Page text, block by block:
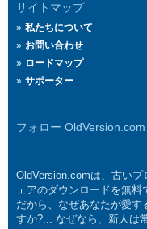
サイトマップ
私たちについて
お問い合わせ
ロードマップ
サポーター
フォロー OldVersion.com
OldVersion.comは、古い
ェアのダウンロードを無料
だから、なぜあなたが愛
すか?... なぜなら、新人は